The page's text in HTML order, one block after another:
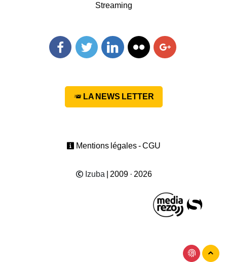
Streaming
LA NEWS LETTER
Mentions légales - CGU
Izuba | 2009 · 2026